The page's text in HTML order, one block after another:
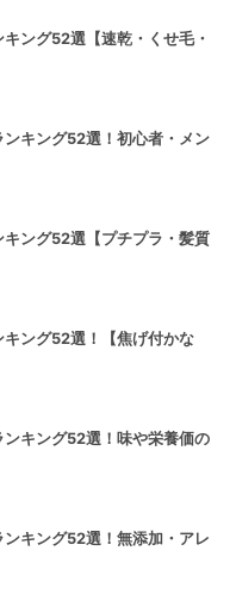
ング52選【速乾・くせ毛・
キング52選！初心者・メン
ング52選【プチプラ・髪質
ング52選！【焦げ付かな
キング52選！味や栄養価の
ンキング52選！無添加・アレ